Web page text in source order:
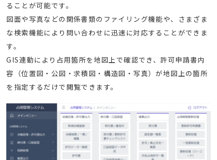
ることが可能です。
図面や写真などの関係書類のファイリング機能や、さまざま
な検索機能により問い合わせに迅速に対応することができま
す。
GIS連動により占用箇所を地図上で確認でき、許可申請書内
容（位置図・公図・求積図・構造図・写真）が地図上の箇所
を指定するだけで閲覧できます。